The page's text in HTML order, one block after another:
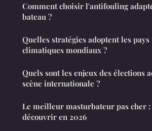
Comment choisir l'antifouling
bateau ?
Quelles stratégies adoptent les pays
climatiques mondiaux ?
Quels sont les enjeux des élections
scène internationale ?
Le meilleur masturbateur pas cher :
découvrir en 2026